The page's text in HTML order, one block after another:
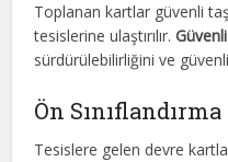
Toplanan kartlar güvenli
tesislerine ulaştırılır.
sürdürülebilirliğini ve
Ön
Tesislere gelen devre